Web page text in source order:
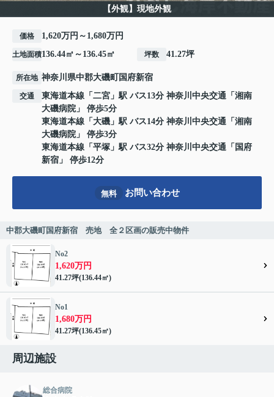
【外観】現地外観
価格 1,620万円～1,680万円
土地面積136.44㎡～136.45㎡ 坪数 41.27坪
所在地 神奈川県中郡大磯町 国府新宿
交通 東海道本線 「 二宮 」駅 バス13分 神奈川中央交通「湘南
大磯病院」 停歩5分
東海道本線 「 大磯 」駅 バス14分 神奈川中央交通「湘南
大磯病院」 停歩3分
東海道本線 「 平塚 」駅 バス32分 神奈川中央交通「国府
新宿」 停歩12分
無料 お問い合わせ
中郡大磯町国府新宿 売地 全２区画の販売中物件
No2
1,620万円
41.27坪(136.44㎡)
No1
1,680万円
41.27坪(136.45㎡)
周辺施設
総合病院